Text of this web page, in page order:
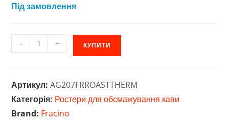
Під замовлення
для
Roastilino
кількість
- + КУПИТИ
Артикул:AG207FRROASTTHERM
Категорія: Ростери для обсмажування кави
Brand: Fracino